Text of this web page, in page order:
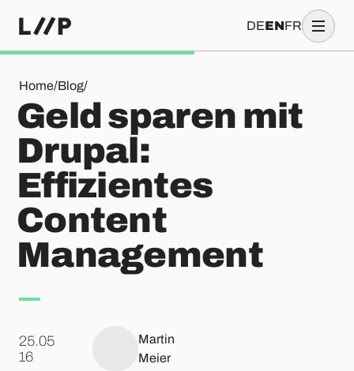
DEENFR
Home/Blog/
Geld sparen mit Drupal: Effizientes Content Management
Geld sparen mit
Drupal:
Effizientes
Content
Management
25.05
.16
Martin
Meier